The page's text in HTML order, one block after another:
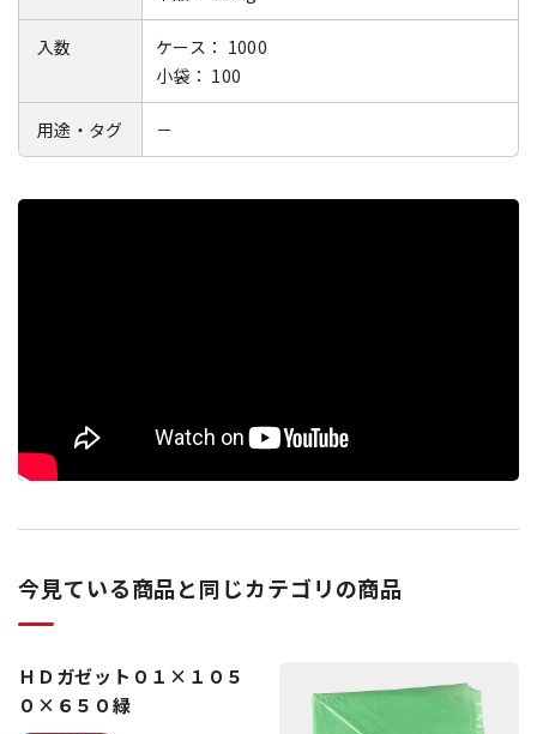
入数
ケース： 1000
小袋： 100
用途・タグ －
今見ている商品と同じカテゴリの商品
ＨＤガゼット０１×１０５
０×６５０緑